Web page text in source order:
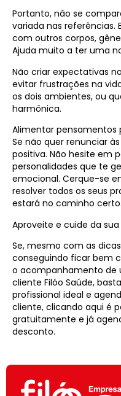
Portanto, não se
variada nas referências.
com outros corpos,
Ajuda muito a ter uma
Não criar expectativas
evitar frustrações na
os dois ambientes, ou
harmônica.
Alimentar
Se não quer renunciar
positiva. Não hesite em
personalidades que te
emocional. Cerque-se
resolver todos os seus
estará no caminho certo.
Aproveite e cuide da sua
Se, mesmo com as
conseguindo ficar bem
o acompanhamento de
cliente Filóo Saúde,
profissional ideal e
cliente, clicando aqui é
gratuitamente e já
desconto.